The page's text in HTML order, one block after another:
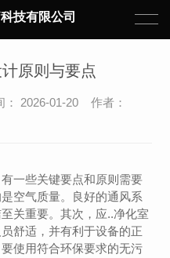
技有限公司
原则与要点
2026-01-20 作者：
一些关键要点和原则需要
空气质量。良好的通风系
关重要。其次，应..净化室
舒适，并有利于设备的正
使用符合环保要求的无污